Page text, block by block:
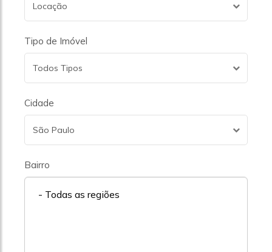
Locação
Tipo de Imóvel
Todos Tipos
Cidade
São Paulo
Bairro
- Todas as regiões